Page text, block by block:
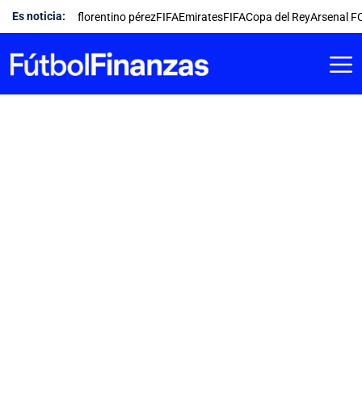
Saltar
al
contenido
Es noticia: florentino pérezFIFAEmiratesFIFACopa del ReyArsenal